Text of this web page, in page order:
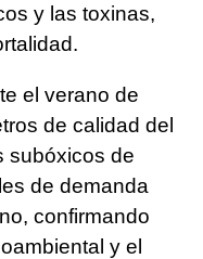
y las toxinas,
el verano de
de calidad del
subóxicos de
de demanda
confirmando
y el